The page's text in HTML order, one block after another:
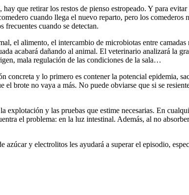
hay que retirar los restos de pienso estropeado. Y para evitar
cuando llega el nuevo reparto, pero los comederos
frecuentes cuando se detectan.
el alimento, el intercambio de microbiotas entre
acabará dañando al animal. El veterinario analizará la
mala regulación de las condiciones de la sala…
concreta y lo primero es contener la potencial epidemia,
brote no vaya a más. No puede obviarse que si se
y las pruebas que estime necesarias. En
el problema: en la luz intestinal. Además, al no
y electrolitos les ayudará a superar el episodio,